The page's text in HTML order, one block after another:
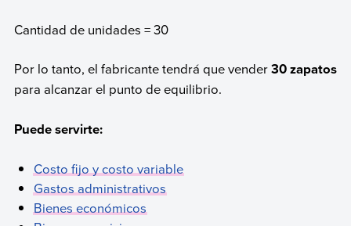
Cantidad de unidades = 30
Por lo tanto, el fabricante tendrá que vender30 zapatos
para alcanzar el punto de equilibrio.
Puede servirte:
Costo fijo y costo variable
Gastos administrativos
Bienes económicos